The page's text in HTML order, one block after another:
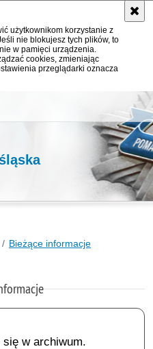
użytkownikom korzystanie z
nie blokujesz tych plików, to
w pamięci urządzenia.
cookies, zmieniając
przeglądarki oznacza
Bieżące informacje
się w archiwum.